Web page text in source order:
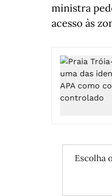
ministra
acesso às
Escolha